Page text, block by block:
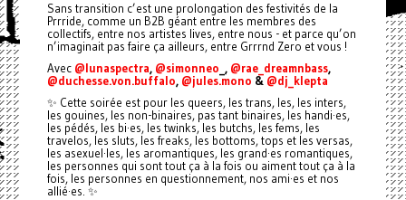
Sans transition c’est une prolongation des festivités de la
Prrride, comme un B2B géant entre les membres des
collectifs, entre nos artistes lives, entre nous - et parce qu’on
n’imaginait pas faire ça ailleurs, entre Grrrnd Zero et vous !
Avec @lunaspectra, @simonneo _, @rae_dreamnbass,
@duchesse.von.buffalo, @jules.mono & @dj_klepta
✨ Cette soirée est pour les queers, les trans, les, les inters,
les gouines, les non-binaires, pas tant binaires, les handi·es,
les pédés, les bi·es, les twinks, les butchs, les fems, les
travelos, les sluts, les freaks, les bottoms, tops et les versas,
les asexuel·les, les aromantiques, les grand·es romantiques,
les personnes qui sont tout ça à la fois ou aiment tout ça à la
fois, les personnes en questionnement, nos ami·es et nos
allié·es. ✨